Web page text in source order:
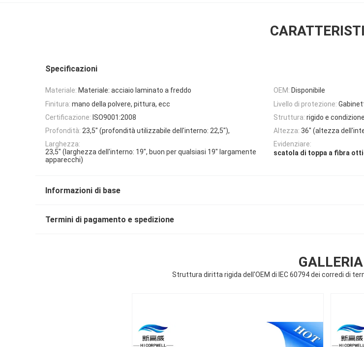
Specificazioni
Materiale: Materiale: acciaio laminato a freddo OEM: Disponibile
Finitura: mano della polvere, pittura, ecc Livello di protezione:
Certificazione: ISO9001:2008 Struttura: rigido e condizione
Profondità: 23,5" (profondità utilizzabile dell'interno: 22,5"), Altezza: 36" (altezza
Larghezza:
23,5" (larghezza dell'interno: 19", buon per qualsiasi 19" largamente
apparecchi)
Evidenziare:
scatola di toppa a fibra
Informazioni di base
Termini di pagamento e spedizione
GALLERIA
Struttura diritta rigida dell'OEM di IEC 60794 dei corredi di